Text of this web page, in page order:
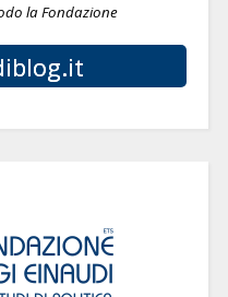
la Fondazione